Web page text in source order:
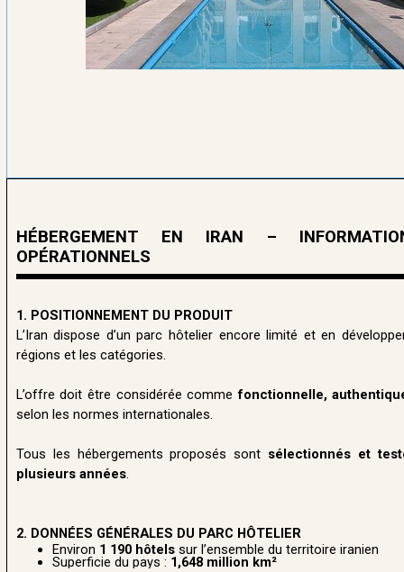
HÉBERGEMENT EN IRAN –
OPÉRATIONNELS
1. POSITIONNEMENT DU PRODUIT
L’Iran dispose d’un parc hôtelier encore limité et en
régions et les catégories.
L’offre doit être considérée commefonctionnelle,
selon les normes internationales.
Tous les hébergements proposés sont sélectionnés et
plusieurs années.
2. DONNÉES GÉNÉRALES DU PARC HÔTELIER
Environ 1 190 hôtelssur l’ensemble du territoire iranien
Superficie du pays : 1,648 million km²